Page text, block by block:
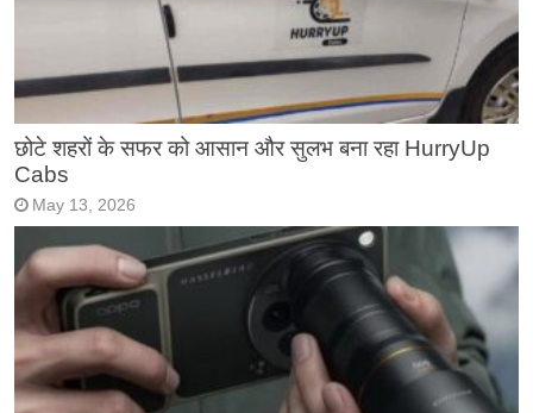
छोटे शहरों के सफर को आसान और सुलभ बना रहा HurryUp
Cabs
May 13, 2026